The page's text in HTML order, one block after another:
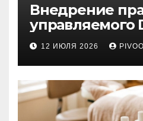
Внедрение
управляемого
12 ИЮЛЯ 2026